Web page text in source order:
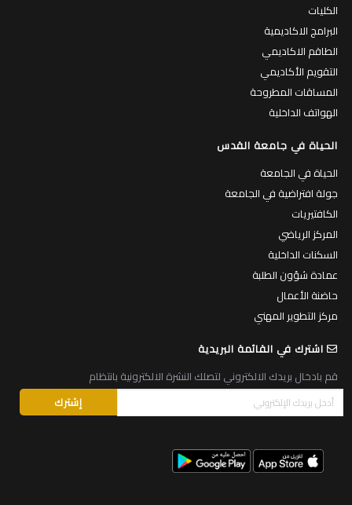
الكليات
البرامج الاكاديمية
الطاقم الاكاديمي
التقويم الأكاديمي
المساقات المطروحة
الهواتف الداخلية
الحياة في جامعة القدس
الحياة في الجامعة
جولة افتراضية في الجامعة
الكافتيريات
المركز الرياضي
السكنات الداخلية
عمادة شؤون الطلبة
حاضنة الأعمال
مركز التطوير المهني
اشترك في القائمة البريدية
قم بادخال بريدك الالكتروني لتصلك النشرة الالكترونية بانتظام